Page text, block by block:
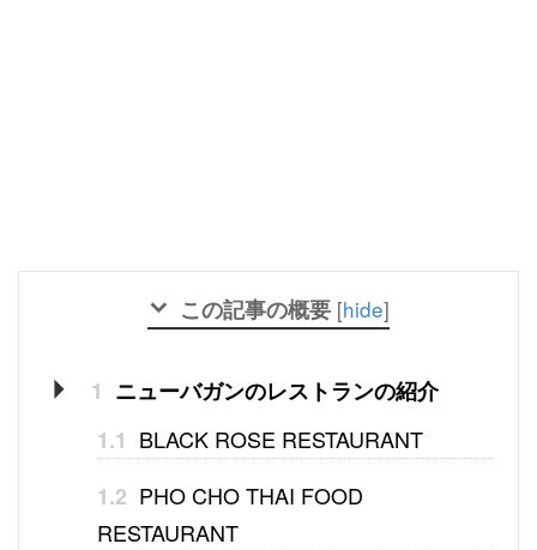
この記事の概要 [hide]
1 ニューバガンのレストランの紹介
1.1 BLACK ROSE RESTAURANT
1.2 PHO CHO THAI FOOD
RESTAURANT